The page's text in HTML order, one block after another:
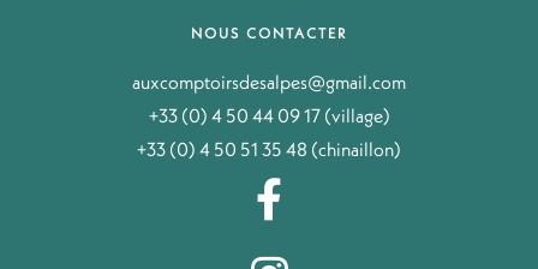
NOUS CONTACTER
auxcomptoirsdesalpes@gmail.com
+33 (0) 4 50 44 09 17 (village)
+33 (0) 4 50 51 35 48 (chinaillon)